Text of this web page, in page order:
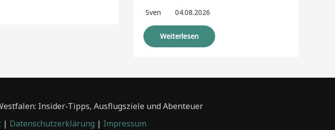
Sven 04.08.2026
Weiterlesen
Insider-Tipps, Ausflugsziele und Abenteuer
| Datenschutzerklärung | Impressum